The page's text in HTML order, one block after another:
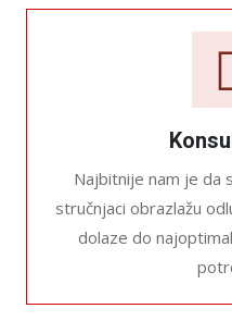
Najbitnije nam je da
stručnjaci obrazlažu
dolaze do